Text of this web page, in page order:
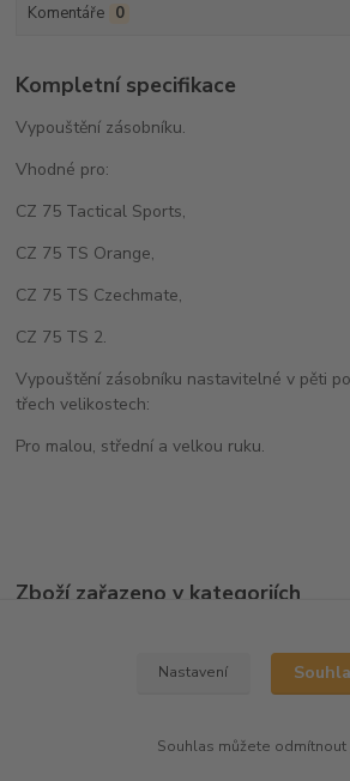
Komentáře 0
Kompletní specifikace
Vypouštění zásobníku.
Vhodné pro:
CZ 75 Tactical Sports,
CZ 75 TS Orange,
CZ 75 TS Czechmate,
CZ 75 TS 2.
Vypouštění zásobníku nastavitelné v pěti
třech velikostech:
Pro malou, střední a velkou ruku.
Zboží zařazeno v kategoriích
Nastavení
Souhlas můžete odmítnout